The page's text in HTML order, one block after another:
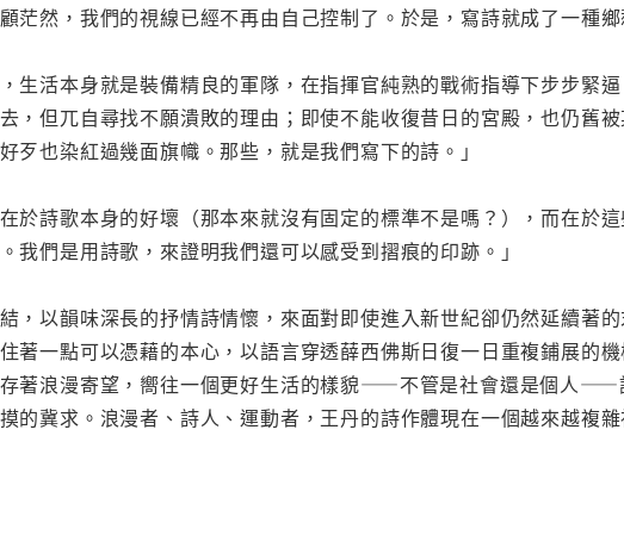
茫然，我們的視線已經不再由自己控制了。於是，寫詩就成了一種鄉
生活本身就是裝備精良的軍隊，在指揮官純熟的戰術指導下步步緊
，但兀自尋找不願潰敗的理由；即使不能收復昔日的宮殿，也仍舊
歹也染紅過幾面旗幟。那些，就是我們寫下的詩。」
於詩歌本身的好壞（那本來就沒有固定的標準不是嗎？），而在於
我們是用詩歌，來證明我們還可以感受到摺痕的印跡。」
，以韻味深長的抒情詩情懷，來面對即使進入新世紀卻仍然延續著
著一點可以憑藉的本心，以語言穿透薛西佛斯日復一日重複鋪展的
著浪漫寄望，嚮往一個更好生活的樣貌——不管是社會還是個人——
的冀求。浪漫者、詩人、運動者，王丹的詩作體現在一個越來越複